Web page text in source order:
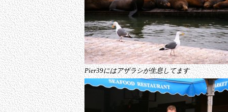
Pier39にはアザラシが生息してます